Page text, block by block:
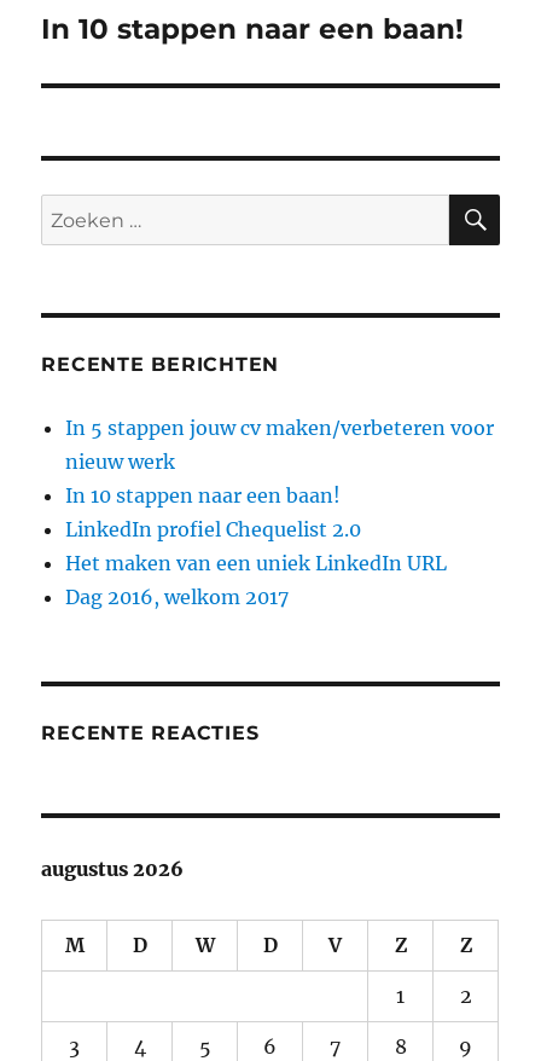
Volgend
In 10 stappen naar een baan!
Zoeken
naar:
RECENTE BERICHTEN
In 5 stappen jouw cv maken/verbeteren voor
nieuw werk
In 10 stappen naar een baan!
LinkedIn profiel Chequelist 2.0
Het maken van een uniek LinkedIn URL
Dag 2016, welkom 2017
RECENTE REACTIES
augustus 2026
M D W D V Z Z
1 2
3 4 5 6 7 8 9